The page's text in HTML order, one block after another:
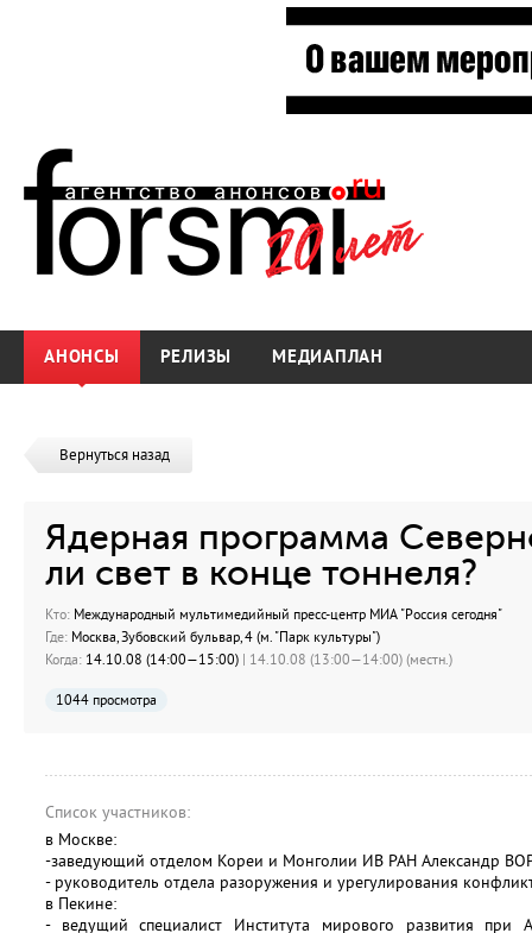
АНОНСЫ РЕЛИЗЫ МЕДИАПЛАН
Вернуться назад
Ядерная программа
ли свет в конце тоннеля?
Кто: Международный мультимедийный пресс-центр МИА "Россия сегодня"
Где: Москва, Зубовский бульвар, 4 (м. "Парк культуры")
Когда: 14.10.08 (14:00—15:00) | 14.10.08 (13:00—14:00) (местн.)
1044 просмотра
Список участников:
в Москве:
-заведующий отделом Кореи и Монголии ИВ РАН Александр
- руководитель отдела разоружения и урегулирования
в Пекине:
- ведущий специалист Института мирового развития при